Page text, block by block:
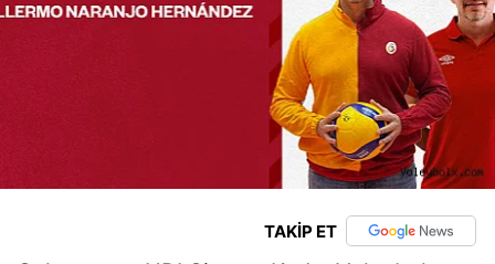
TAKİP ET